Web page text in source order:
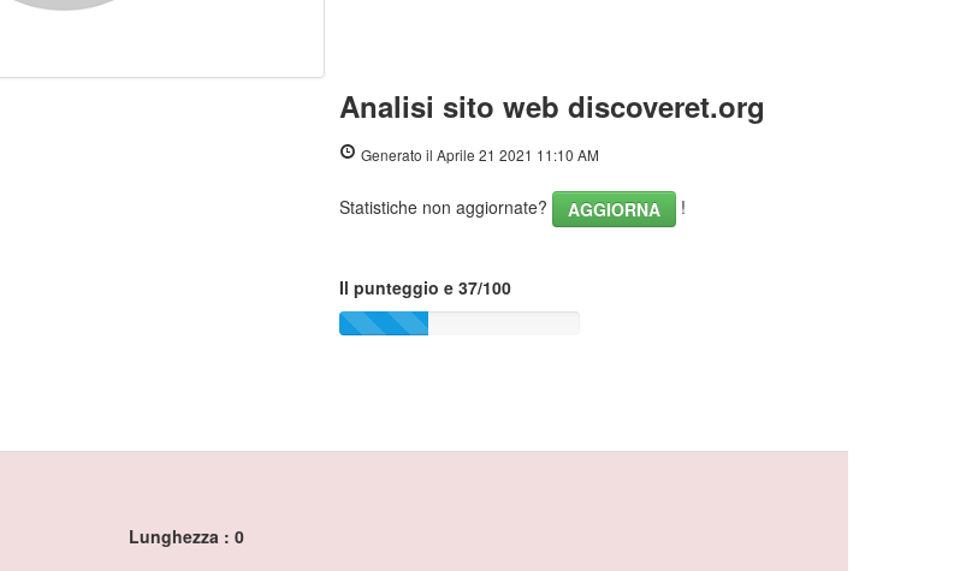
Analisi sito web discoveret.org
Generato il Aprile 21 2021 11:10 AM
Statistiche non aggiornate? AGGIORNA !
Il punteggio e 37/100
Lunghezza : 0